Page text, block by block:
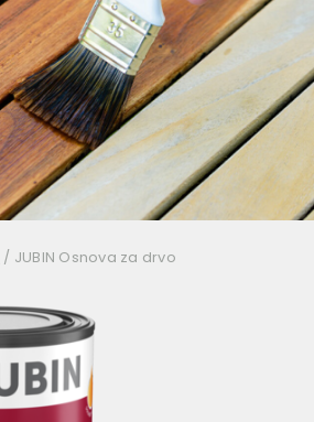
/ JUBIN Osnova za drvo